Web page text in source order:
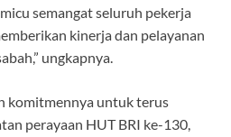
semangat seluruh pekerja
kinerja dan pelayanan
ungkapnya.
komitmennya untuk terus
perayaan HUT BRI ke-130,